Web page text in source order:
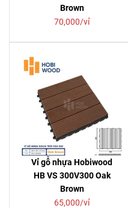
Brown
70,000/vỉ
Vỉ gỗ nhựa Hobiwood
HB VS 300V300 Oak
Brown
65,000/vỉ